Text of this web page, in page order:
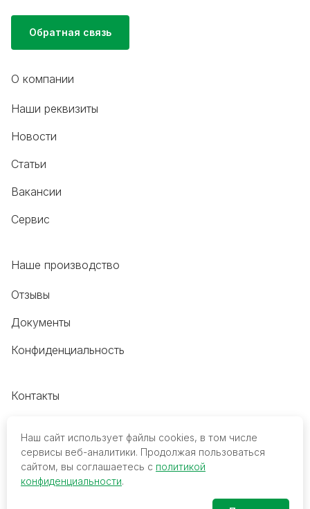
Обратная связь
О компании
Наши реквизиты
Новости
Статьи
Вакансии
Сервис
Наше производство
Отзывы
Документы
Конфиденциальность
Контакты
8 (800) 700-68-45
trade@mediko.ru
Наш сайт использует файлы cookies, в том числе
сервисы веб-аналитики. Продолжая пользоваться
сайтом, вы соглашаетесь с политикой
конфиденциальности.